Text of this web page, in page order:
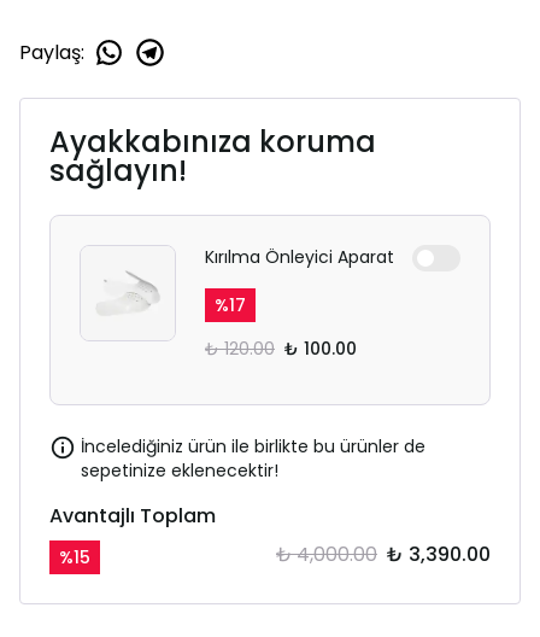
Paylaş:
Ayakkabınıza koruma
sağlayın!
Kırılma Önleyici Aparat
%17
₺ 120.00 ₺ 100.00
İncelediğiniz ürün ile birlikte bu ürünler de
sepetinize eklenecektir!
Avantajlı Toplam
%15 ₺ 4,000.00 ₺ 3,390.00